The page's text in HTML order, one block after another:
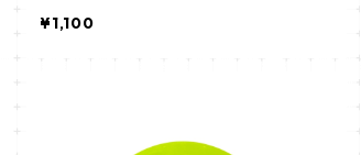
¥1,100